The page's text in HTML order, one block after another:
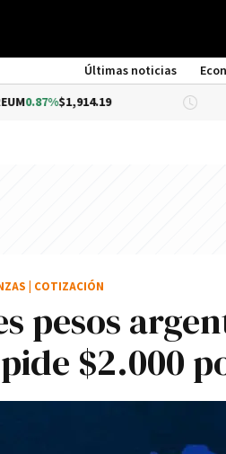
Últimas noticias
$1,914.19
pesos
$2.000
COTIZACIÓN